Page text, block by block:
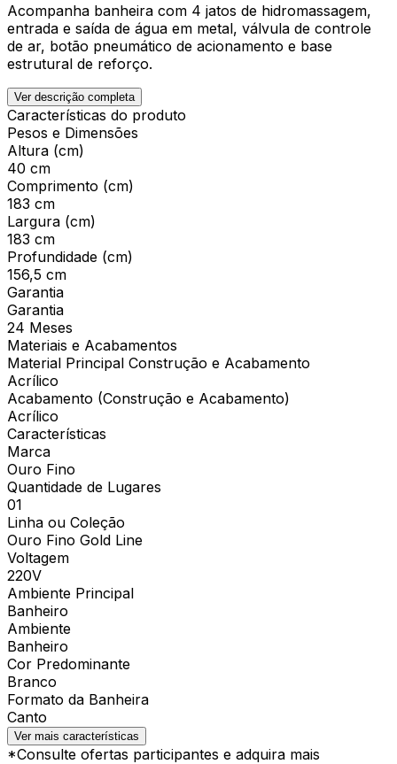
Acompanha banheira com 4 jatos de hidromassagem,
entrada e saída de água em metal, válvula de controle
de ar, botão pneumático de acionamento e base
estrutural de reforço.
Ver descrição completa
Características do produto
Pesos e Dimensões
Altura (cm)
40 cm
Comprimento (cm)
183 cm
Largura (cm)
183 cm
Profundidade (cm)
156,5 cm
Garantia
Garantia
24 Meses
Materiais e Acabamentos
Material Principal Construção e Acabamento
Acrílico
Acabamento (Construção e Acabamento)
Acrílico
Características
Marca
Ouro Fino
Quantidade de Lugares
01
Linha ou Coleção
Ouro Fino Gold Line
Voltagem
220V
Ambiente Principal
Banheiro
Ambiente
Banheiro
Cor Predominante
Branco
Formato da Banheira
Canto
Ver mais características
*Consulte ofertas participantes e adquira mais